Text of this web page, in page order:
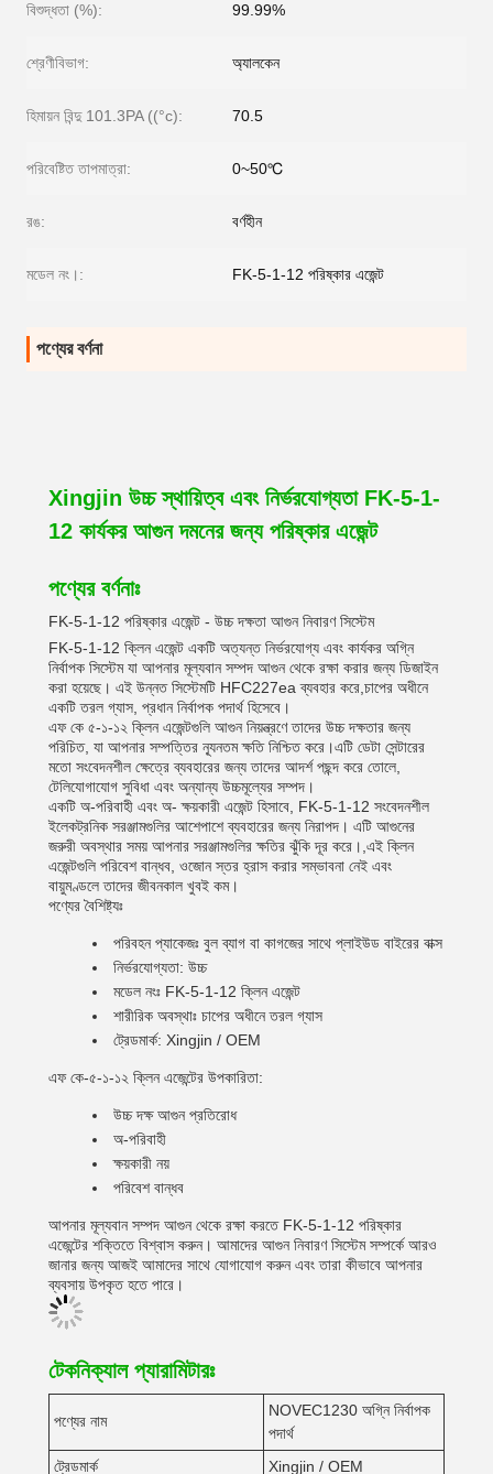
বিশুদ্ধতা (%): 99.99%
শ্রেণীবিভাগ: অ্যালকেন
হিমায়ন বিন্দু 101.3PA ((°c): 70.5
পরিবেষ্টিত তাপমাত্রা: 0~50℃
রঙ: বর্ণহীন
মডেল নং।: FK-5-1-12 পরিষ্কার এজেন্ট
পণ্যের বর্ণনা
Xingjin উচ্চ স্থায়িত্ব এবং নির্ভরযোগ্যতা FK-5-1-
12 কার্যকর আগুন দমনের জন্য পরিষ্কার এজেন্ট
পণ্যের বর্ণনাঃ
FK-5-1-12 পরিষ্কার এজেন্ট - উচ্চ দক্ষতা আগুন নিবারণ সিস্টেম
FK-5-1-12 ক্লিন এজেন্ট একটি অত্যন্ত নির্ভরযোগ্য এবং কার্যকর অগ্নি
নির্বাপক সিস্টেম যা আপনার মূল্যবান সম্পদ আগুন থেকে রক্ষা করার জন্য ডিজাইন
করা হয়েছে। এই উন্নত সিস্টেমটি HFC227ea ব্যবহার করে,চাপের অধীনে
একটি তরল গ্যাস, প্রধান নির্বাপক পদার্থ হিসেবে।
এফ কে ৫-১-১২ ক্লিন এজেন্টগুলি আগুন নিয়ন্ত্রণে তাদের উচ্চ দক্ষতার জন্য
পরিচিত, যা আপনার সম্পত্তির ন্যূনতম ক্ষতি নিশ্চিত করে।এটি ডেটা সেন্টারের
মতো সংবেদনশীল ক্ষেত্রে ব্যবহারের জন্য তাদের আদর্শ পছন্দ করে তোলে,
টেলিযোগাযোগ সুবিধা এবং অন্যান্য উচ্চমূল্যের সম্পদ।
একটি অ-পরিবাহী এবং অ- ক্ষয়কারী এজেন্ট হিসাবে, FK-5-1-12 সংবেদনশীল
ইলেকট্রনিক সরঞ্জামগুলির আশেপাশে ব্যবহারের জন্য নিরাপদ। এটি আগুনের
জরুরী অবস্থার সময় আপনার সরঞ্জামগুলির ক্ষতির ঝুঁকি দূর করে।,এই ক্লিন
এজেন্টগুলি পরিবেশ বান্ধব, ওজোন স্তর হ্রাস করার সম্ভাবনা নেই এবং
বায়ুমণ্ডলে তাদের জীবনকাল খুবই কম।
পণ্যের বৈশিষ্ট্যঃ
পরিবহন প্যাকেজঃ বুল ব্যাগ বা কাগজের সাথে প্লাইউড বাইরের বাক্স
নির্ভরযোগ্যতা: উচ্চ
মডেল নংঃ FK-5-1-12 ক্লিন এজেন্ট
শারীরিক অবস্থাঃ চাপের অধীনে তরল গ্যাস
ট্রেডমার্ক: Xingjin / OEM
এফ কে-৫-১-১২ ক্লিন এজেন্টের উপকারিতা:
উচ্চ দক্ষ আগুন প্রতিরোধ
অ-পরিবাহী
ক্ষয়কারী নয়
পরিবেশ বান্ধব
আপনার মূল্যবান সম্পদ আগুন থেকে রক্ষা করতে FK-5-1-12 পরিষ্কার
এজেন্টের শক্তিতে বিশ্বাস করুন। আমাদের আগুন নিবারণ সিস্টেম সম্পর্কে আরও
জানার জন্য আজই আমাদের সাথে যোগাযোগ করুন এবং তারা কীভাবে আপনার
ব্যবসায় উপকৃত হতে পারে।
টেকনিক্যাল প্যারামিটারঃ
পণ্যের নাম
NOVEC1230 অগ্নি নির্বাপক
পদার্থ
ট্রেডমার্ক
Xingjin / OEM